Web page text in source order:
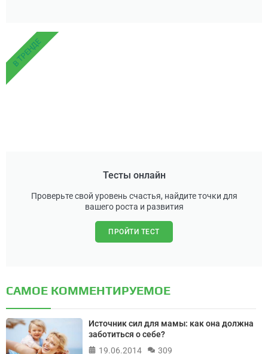
Тесты онлайн
Проверьте свой уровень счастья, найдите точки для
вашего роста и развития
ПРОЙТИ ТЕСТ
В ТРЕНДЕ
САМОЕ КОММЕНТИРУЕМОЕ
Источник сил для мамы: как она должна
заботиться о себе?
19.06.2014
309